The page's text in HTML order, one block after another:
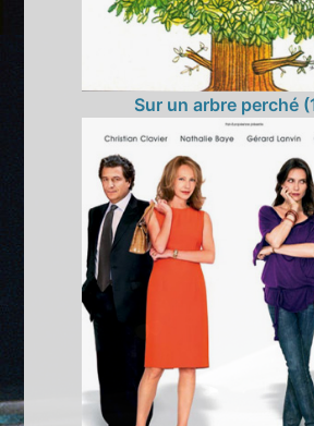
Sur un arbre perché